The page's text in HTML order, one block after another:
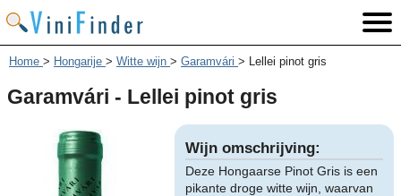
Home > Hongarije > Witte wijn > Garamvári > Lellei pinot gris
Garamvári - Lellei pinot gris
Wijn omschrijving:
Deze Hongaarse Pinot Gris is een
pikante droge witte wijn, waarvan